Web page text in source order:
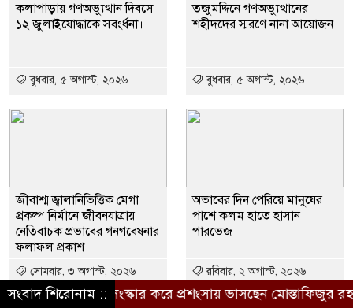
কলাপাড়ায় গণঅভ্যুত্থান দিবসে
১২ জুলাইযোদ্ধাকে সবংর্ধনা।
বুধবার, ৫ অগাস্ট, ২০২৬
তজুমদ্দিনে গণঅভ্যুত্থানের
শহীদদের স্মরণে নানা আয়োজন
বুধবার, ৫ অগাস্ট, ২০২৬
জীবাশ্ম জ্বালানিভিত্তিক মেগা
প্রকল্প নির্মানে জীবনযাত্রায়
নেতিবাচক প্রভাবের গনগবেষনার
ফলাফল প্রকাশ
সোমবার, ৩ অগাস্ট, ২০২৬
অভাবের দিন পেরিয়ে মানুষের
পাশে কলম হাতে হাসান
পারভেজ।
রবিবার, ২ অগাস্ট, ২০২৬
সংবাদ শিরোনাম ::
রাস্তা সংস্কার করে প্রশংসায় ভাসছেন মোস্তাফিজুর রহমান